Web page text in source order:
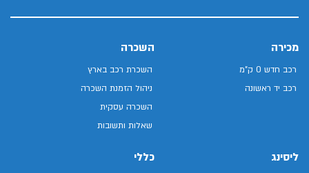
מכירה
רכב חדש 0 ק"מ
רכב יד ראשונה
השכרה
השכרת רכב בארץ
ניהול הזמנת השכרה
השכרה עסקית
שאלות ותשובות
ליסינג כללי